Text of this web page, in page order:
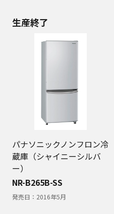
生産終了
パナソニックノンフロン冷
蔵庫（シャイニーシルバ
ー）
NR-B265B-SS
発売日： 2016年5月